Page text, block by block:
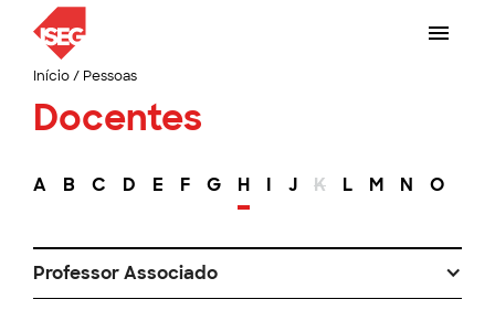
Início/ Pessoas
Docentes
A B C D E F G H I J K L M N O
Professor Associado